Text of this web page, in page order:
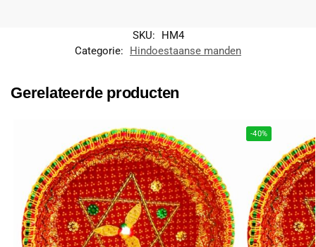
SKU:
HM4
Categorie:
Hindoestaanse manden
Gerelateerde producten
-40%